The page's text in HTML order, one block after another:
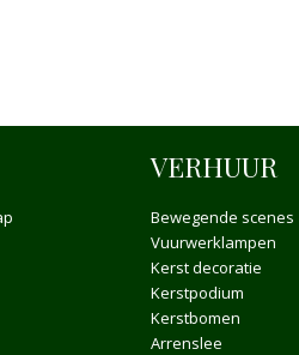
VERHUUR
Bewegende scenes
Vuurwerklampen
Kerst decoratie
Kerstpodium
Kerstbomen
Arrenslee